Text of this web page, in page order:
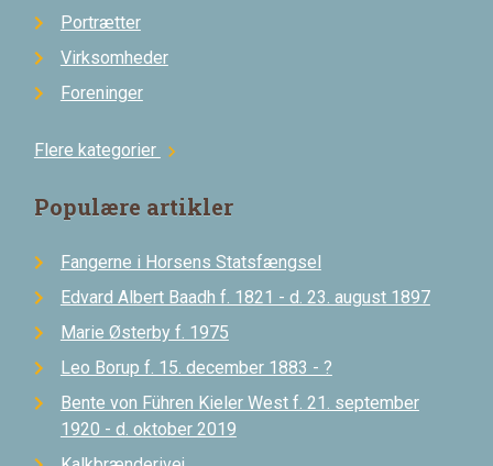
Portrætter
Virksomheder
Foreninger
Flere kategorier chevron_right
Populære artikler
Fangerne i Horsens Statsfængsel
Edvard Albert Baadh f. 1821 - d. 23. august 1897
Marie Østerby f. 1975
Leo Borup f. 15. december 1883 - ?
Bente von Führen Kieler West f. 21. september
1920 - d. oktober 2019